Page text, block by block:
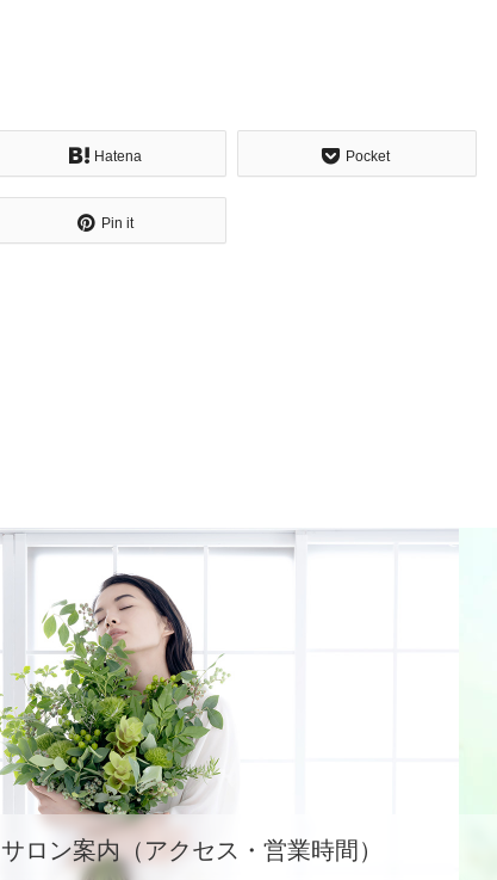
Hatena Pocket
Pin it
サロン案内（アクセス・営業時間）